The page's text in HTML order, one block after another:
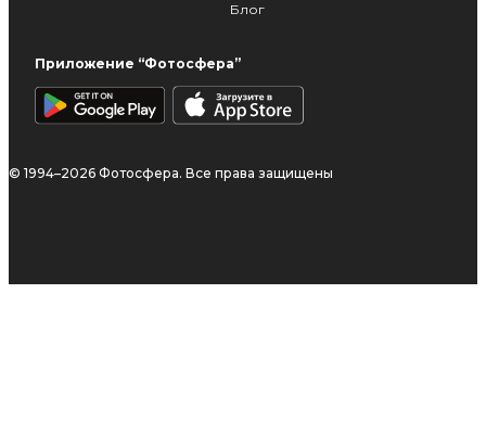
Блог
Приложение “Фотосфера”
© 1994–2026 Фотосфера. Все права защищены